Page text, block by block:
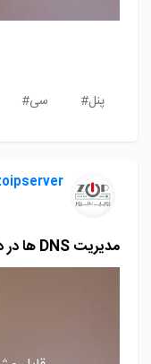
پنل# سی#
مدیریت DNS ها در دایرکت ادمین